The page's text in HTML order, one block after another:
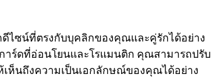
ไซน์ที่ตรงกับบุคลิกของคุณและคู่รักได้อย่าง
าร์ดที่อ่อนโยนและโรแมนติก คุณสามารถปรับ
ห็นถึงความเป็นเอกลักษณ์ของคุณได้อย่าง